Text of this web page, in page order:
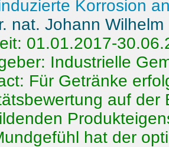
Korrosion
nat. Johann
01.01.2017-
Industrielle
Für Getränke
auf der
hat der